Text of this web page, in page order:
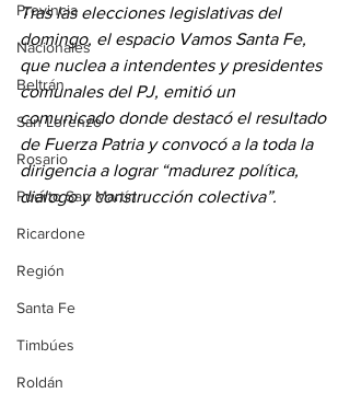
Provincia
Nacionales
Beltrán
San Lorenzo
Rosario
Puerto San Martín
Ricardone
Región
Santa Fe
Timbúes
Roldán
Tras las elecciones legislativas del
domingo, el espacio Vamos Santa Fe,
que nuclea a intendentes y presidentes
comunales del PJ, emitió un
comunicado donde destacó el resultado
de Fuerza Patria y convocó a la toda la
dirigencia a lograr “madurez política,
diálogo y construcción colectiva”.